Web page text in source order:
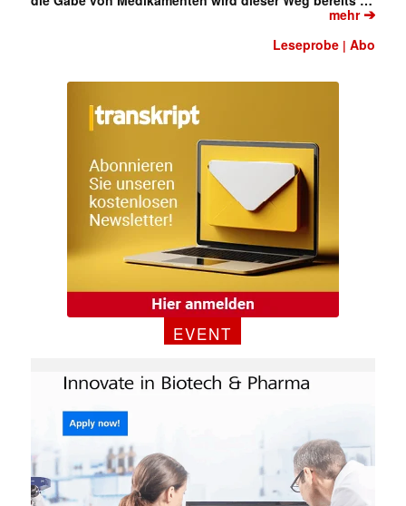
Mit dem |transkript-Newsletter
jede Woche aktuell informiert.
E-
mehr➔
Leseprobe |Abo
EVENT